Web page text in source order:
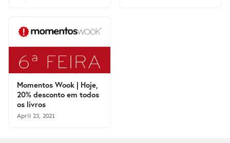
Momentos Wook | Hoje,
20% desconto em todos
os livros
April 23, 2021